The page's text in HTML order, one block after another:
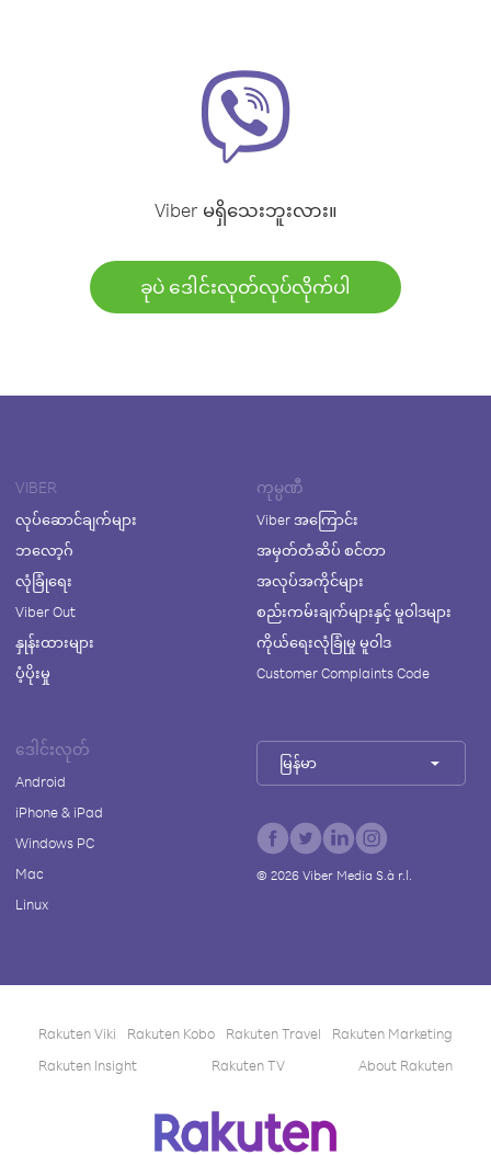
Viber မရှိသေးဘူးလား။
ခုပဲ ဒေါင်းလုတ်လုပ်လိုက်ပါ
VIBER
လုပ်ဆောင်ချက်များ
ဘလော့ဂ်
လုံခြုံရေး
Viber Out
နှုန်းထားများ
ပံ့ပိုးမှု
ကုမ္ပဏီ
Viber အကြောင်း
အမှတ်တံဆိပ် စင်တာ
အလုပ်အကိုင်များ
စည်းကမ်းချက်များနှင့် မူဝါဒများ
ကိုယ်ရေးလုံခြုံမှု မူဝါဒ
Customer Complaints Code
ဒေါင်းလုတ်
Android
iPhone & iPad
Windows PC
Mac
Linux
မြန်မာ
© 2026Viber Media S.à r.l.
Rakuten Viki Rakuten Kobo Rakuten Travel
Rakuten Marketing
Rakuten Insight
Rakuten TV About Rakuten